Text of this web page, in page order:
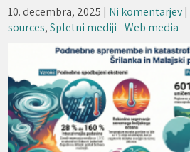
10. decembra, 2025 | Ni komentarjev|
sources,Spletni mediji - Web media